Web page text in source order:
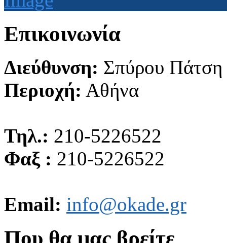
Επικοινωνία
Διεύθυνση: Σπύρου Πάτση
Περιοχή: Αθήνα
Τηλ.: 210-5226522
Φαξ : 210-5226522
Email: info@okade.gr